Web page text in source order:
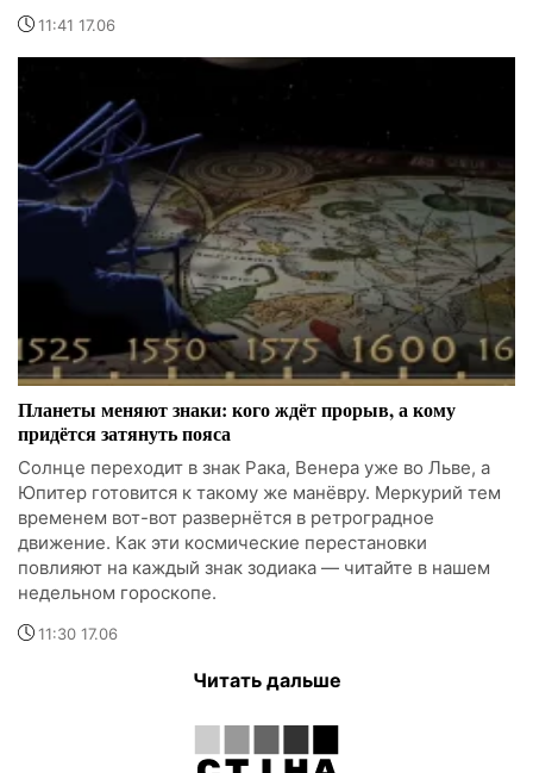
11:41 17.06
Планеты меняют знаки: кого ждёт прорыв, а кому
придётся затянуть пояса
Солнце переходит в знак Рака, Венера уже во Льве, а
Юпитер готовится к такому же манёвру. Меркурий тем
временем вот-вот развернётся в ретроградное
движение. Как эти космические перестановки
повлияют на каждый знак зодиака — читайте в нашем
недельном гороскопе.
11:30 17.06
Читать дальше